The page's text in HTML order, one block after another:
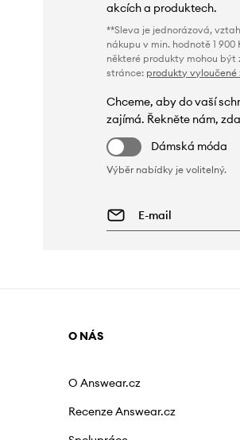
akcích a produktech.
**Sleva je jednorázová,
nákupu v min. hodnotě 1
některé produkty mohou být
stránce: produkty vyloučené
Chceme, aby do vaší
zajímá. Řekněte nám,
Dámská móda
Výběr nabídky je volitelný.
O NÁS
O Answear.cz
Recenze Answear.cz